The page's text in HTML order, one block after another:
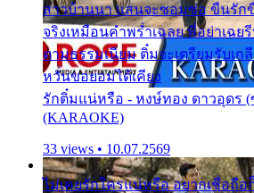
สาวบ้านนา แสนจะซอมซ่อ ขืนรัก
จริงเหมือนคำพร่ำเฉลย พี่อย่าเฉ
ตามธรรมเนียม ติ๋มจะเตรียมรับเก
หวั่นขอยอมได้เคียง
รักติ๋มแน่หรือ - หงษ์ทอง ดาวอุดร
(KARAOKE)
33 views • 10.07.2569
ไม่เคยรักใครแน่หรือ อยากเชื่อถื